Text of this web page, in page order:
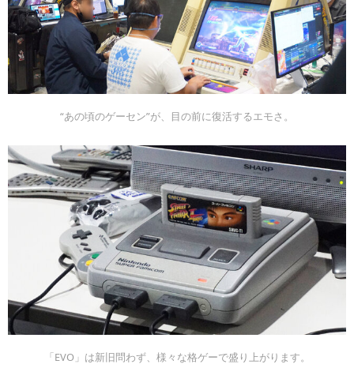
“あの頃のゲーセン”が、目の前に復活するエモさ。
「EVO」は新旧問わず、様々な格ゲーで盛り上がります。